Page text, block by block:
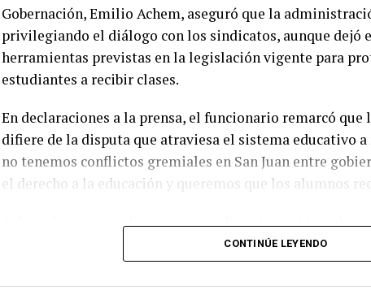
Gobernación, Emilio Achem, aseguró que la
privilegiando el diálogo con los sindicatos, aunque dejó
herramientas previstas en la legislación vigente para
estudiantes a recibir clases.
En declaraciones a la prensa, el funcionario remarcó
difiere de la disputa que atraviesa el sistema educativo
no tenemos conflictos gremiales en San Juan entre
el derecho a la educación y queremos que los alumnos
Achem destacó que la gestión encabezada por Marcelo
de equilibrio fiscal que, según explicó, permitió
encima de la inflación sin comprometer las cuentas
las obligaciones del Estado provincial. En ese sentido,
CONTINÚE LEYENDO